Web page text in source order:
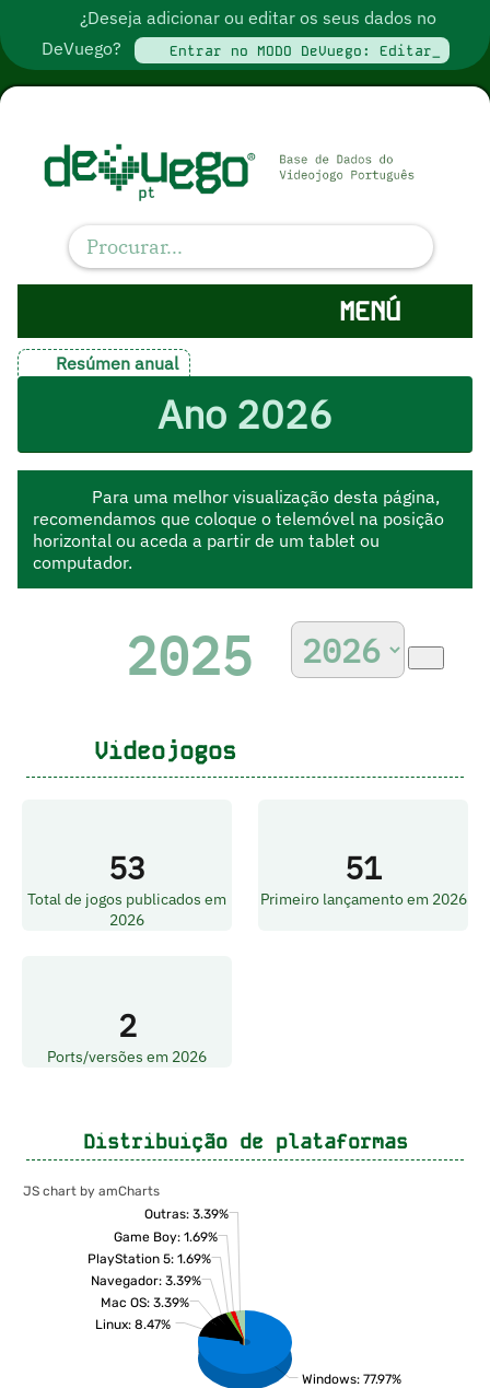
¿Deseja adicionar ou editar os seus dados no
DeVuego?
Entrar no MODO DeVuego: Editar_
MENÚ
Resúmen anual
Ano 2026
Para uma melhor visualização desta página,
recomendamos que coloque o telemóvel na posição
horizontal ou aceda a partir de um tablet ou
computador.
2025
Videojogos
53
Total de jogos publicados em
2026
51
Primeiro lançamento em 2026
2
Ports/versões em 2026
Distribuição de plataformas
Outras: 3.39%
Game Boy: 1.69%
PlayStation 5: 1.69%
Navegador: 3.39%
Mac OS: 3.39%
Linux: 8.47%
Windows: 77.97%
JS chart by amCharts